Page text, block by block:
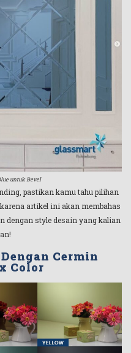
untuk Bevel
pastikan kamu tahu pilihan
artikel ini akan membahas
dengan style desain yang kalian
Cermin
Color